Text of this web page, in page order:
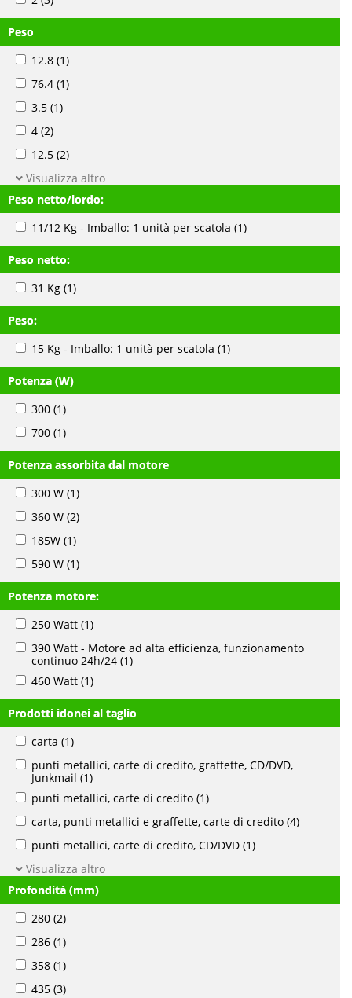
Peso
12.8 (1)
76.4 (1)
3.5 (1)
4 (2)
12.5 (2)
Visualizza altro
Peso netto/lordo:
11/12 Kg - Imballo: 1 unità per scatola (1)
Peso netto:
31 Kg (1)
Peso:
15 Kg - Imballo: 1 unità per scatola (1)
Potenza (W)
300 (1)
700 (1)
Potenza assorbita dal motore
300 W (1)
360 W (2)
185W (1)
590 W (1)
Potenza motore:
250 Watt (1)
390 Watt - Motore ad alta efficienza, funzionamento
continuo 24h/24 (1)
460 Watt (1)
Prodotti idonei al taglio
carta (1)
punti metallici, carte di credito, graffette, CD/DVD,
Junkmail (1)
punti metallici, carte di credito (1)
carta, punti metallici e graffette, carte di credito (4)
punti metallici, carte di credito, CD/DVD (1)
Visualizza altro
Profondità (mm)
280 (2)
286 (1)
358 (1)
435 (3)